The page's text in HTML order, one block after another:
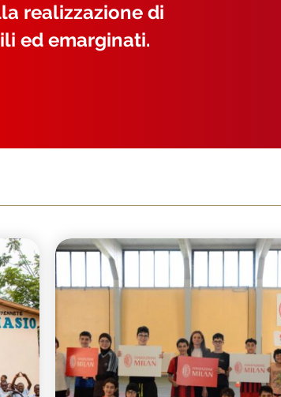
realizzazione di
ed emarginati.